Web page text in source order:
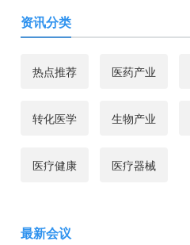
资讯分类
热点推荐 医药产业
转化医学 生物产业
医疗健康 医疗器械
最新会议